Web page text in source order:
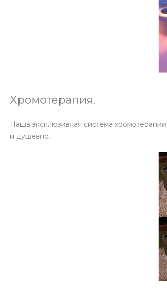
Хромотерапия.
Наша эксклюзивная система
и душевно.